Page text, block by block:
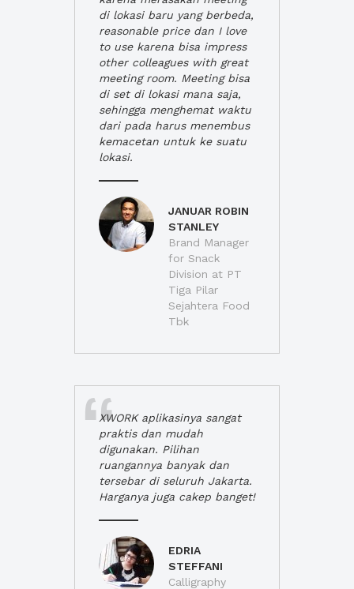
di lokasi baru yang berbeda,
reasonable price dan I love
to use karena bisa impress
other colleagues with great
meeting room. Meeting bisa
di set di lokasi mana saja,
sehingga menghemat waktu
dari pada harus menembus
kemacetan untuk ke suatu
lokasi.
JANUAR ROBIN
STANLEY
Brand Manager
for Snack
Division at PT
Tiga Pilar
Sejahtera Food
Tbk
XWORK aplikasinya sangat
praktis dan mudah
digunakan. Pilihan
ruangannya banyak dan
tersebar di seluruh Jakarta.
Harganya juga cakep banget!
EDRIA
STEFFANI
Calligraphy